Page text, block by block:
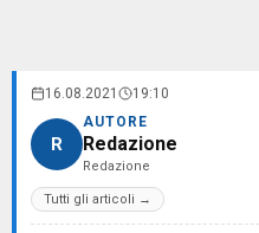
16.08.2021 19:10
R
AUTORE
Redazione
Redazione
Tutti gli articoli →